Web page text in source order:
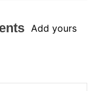
Add yours